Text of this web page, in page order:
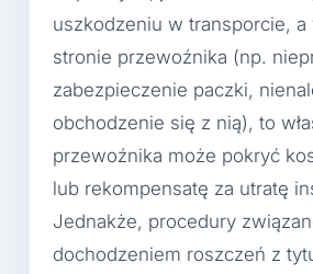
uszkodzeniu w transporcie, a
stronie przewoźnika (np.
zabezpieczenie paczki,
obchodzenie się z nią), to
przewoźnika może pokryć
lub rekompensatę za utratę
Jednakże, procedury
dochodzeniem roszczeń z